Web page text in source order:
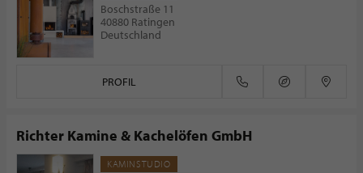
Boschstraße 11
40880 Ratingen
Deutschland
PROFIL
Richter Kamine & Kachelöfen GmbH
KAMINSTUDIO